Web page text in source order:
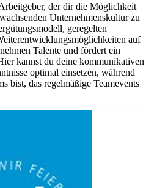
der dir die Möglichkeit
Unternehmenskultur zu
geregelten
auf
Talente und fördert ein
kannst du deine kommunikativen
optimal einsetzen, während
bist, das regelmäßige Teamevents